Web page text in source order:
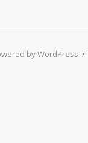
by WordPress /